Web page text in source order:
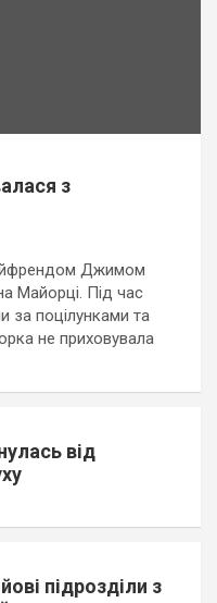
з
Джимом
Майорці. Під час
за поцілунками та
не приховувала
від
підрозділи з